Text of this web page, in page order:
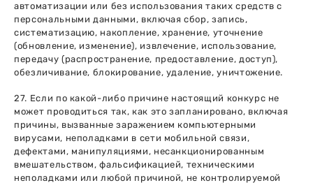
автоматизации или без использования таких средств с
персональными данными, включая сбор, запись,
систематизацию, накопление, хранение, уточнение
(обновление, изменение), извлечение, использование,
передачу (распространение, предоставление, доступ),
обезличивание, блокирование, удаление, уничтожение.
27. Если по какой-либо причине настоящий конкурс не
может проводиться так, как это запланировано, включая
причины, вызванные заражением компьютерными
вирусами, неполадками в сети мобильной связи,
дефектами, манипуляциями, несанкционированным
вмешательством, фальсификацией, техническими
неполадками или любой причиной, не контролируемой